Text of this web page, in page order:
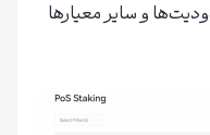
و سایر معیارها